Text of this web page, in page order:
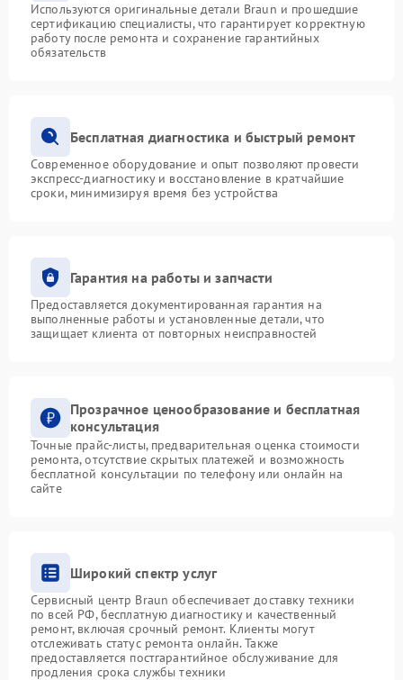
Используются оригинальные детали Braun и прошедшие
сертификацию специалисты, что гарантирует корректную
работу после ремонта и сохранение гарантийных
обязательств
Бесплатная диагностика и быстрый ремонт
Современное оборудование и опыт позволяют провести
экспресс-диагностику и восстановление в кратчайшие
сроки, минимизируя время без устройства
Гарантия на работы и запчасти
Предоставляется документированная гарантия на
выполненные работы и установленные детали, что
защищает клиента от повторных неисправностей
Прозрачное ценообразование и бесплатная
консультация
Точные прайс-листы, предварительная оценка стоимости
ремонта, отсутствие скрытых платежей и возможность
бесплатной консультации по телефону или онлайн на
сайте
Широкий спектр услуг
Сервисный центр Braun обеспечивает доставку техники
по всей РФ, бесплатную диагностику и качественный
ремонт, включая срочный ремонт. Клиенты могут
отслеживать статус ремонта онлайн. Также
предоставляется постгарантийное обслуживание для
продления срока службы техники